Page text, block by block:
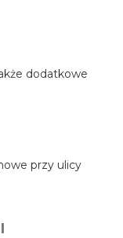
dodatkowe
przy ulicy